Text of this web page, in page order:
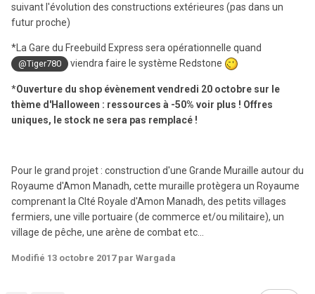
suivant l'évolution des constructions extérieures (pas dans un
futur proche)
*La Gare du Freebuild Express sera opérationnelle quand
@Tiger780 viendra faire le système Redstone
*Ouverture du shop évènement vendredi 20 octobre sur le
thème d'Halloween : ressources à -50% voir plus ! Offres
uniques, le stock ne sera pas remplacé !
Pour le grand projet : construction d'une Grande Muraille autour du
Royaume d'Amon Manadh, cette muraille protègera un Royaume
comprenant la CIté Royale d'Amon Manadh, des petits villages
fermiers, une ville portuaire (de commerce et/ou militaire), un
village de pêche, une arène de combat etc...
Modifié 13 octobre 2017par Wargada